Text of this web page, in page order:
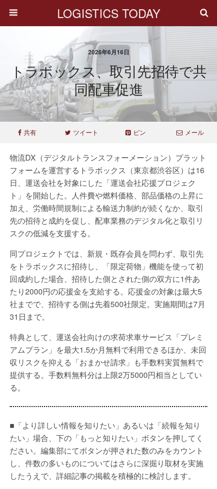
LOGISTICS TODAY
2026年6月16日
トラボックス、取引先招待で共
同配車促進
共有 ツイート ピン メール
物流DX（デジタルトランスフォーメーション）プラット
フォームを運営するトラボックス（東京都渋谷区）は16
日、運送会社を対象にした「運送会社応援プロジェク
ト」を開始した。人件費や燃料価格、部品価格の上昇に
加え、労働時間規制による輸送力制約が続くなか、取引
先の招待と成約を促し、配車業務のデジタル化と取引リ
スクの低減を支援する。
同プロジェクトでは、新規・既存会員を問わず、取引先
をトラボックスに招待し、「限定荷物」機能を使って初
回成約した場合、招待した側とされた側の双方に1件あ
たり2000円の応援金を支給する。応援金の対象は最大5
社までで、招待する側は先着500社限定。実施期間は7月
31日まで。
特典として、運送会社向けの求荷求車サービス「プレミ
アムプラン」を最大1.5か月無料で利用できるほか、未回
収リスクを抑える「おまかせ請求」も手数料実質無料で
提供する。手数料無料分は上限2万5000円相当としてい
る。
■「より詳しい情報を知りたい」あるいは「続報を知り
たい」場合、下の「もっと知りたい」ボタンを押してく
ださい。編集部にてボタンが押された数のみをカウント
し、件数の多いものについてはさらに深掘り取材を実施
したうえで、詳細記事の掲載を積極的に検討します。